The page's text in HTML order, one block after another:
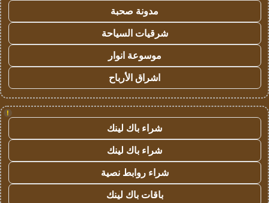
مدونة صحبة
شرقيات السياحة
موسوعة انوار
اشراق الأرباح
!
شراء باك لينك
شراء باك لينك
شراء روابط نصية
باقات باك لينك